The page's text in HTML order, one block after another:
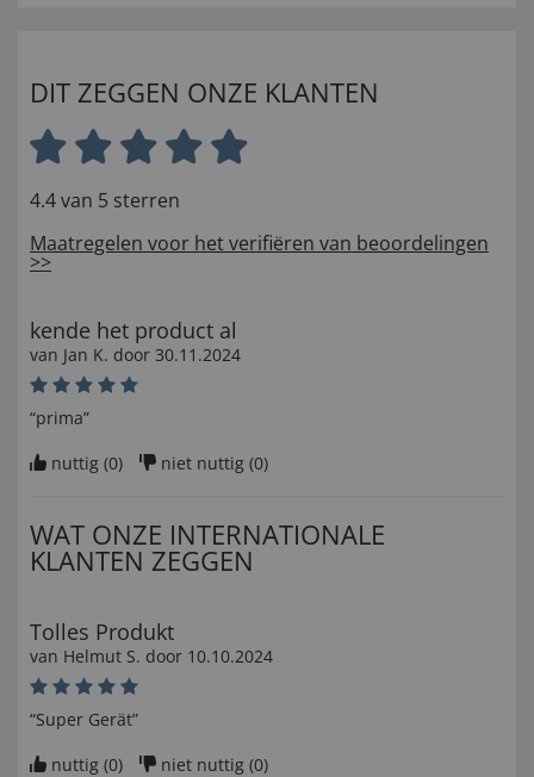
DIT ZEGGEN ONZE KLANTEN
4.4 van 5 sterren
Maatregelen voor het verifiëren van beoordelingen
>>
kende het product al
van Jan K. door 30.11.2024
“prima”
nuttig (0) niet nuttig (0)
WAT ONZE INTERNATIONALE
KLANTEN ZEGGEN
Tolles Produkt
van Helmut S. door 10.10.2024
“Super Gerät”
nuttig (0) niet nuttig (0)